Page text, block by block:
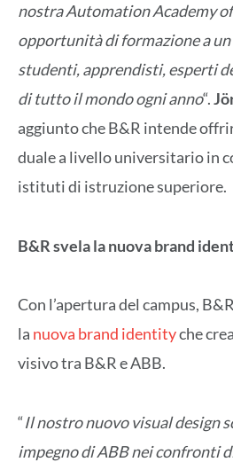
nostra Automation Academy
opportunità di formazione a
studenti, apprendisti, esperti
di tutto il mondo ogni anno“.
aggiunto che B&R intende
duale a livello universitario in
istituti di istruzione superiore.
B&R svela la nuova brand
Con l’apertura del campus,
la nuova brand identityche
visivo tra B&R e ABB.
“Il nostro nuovo visual design
impegno di ABB nei confronti